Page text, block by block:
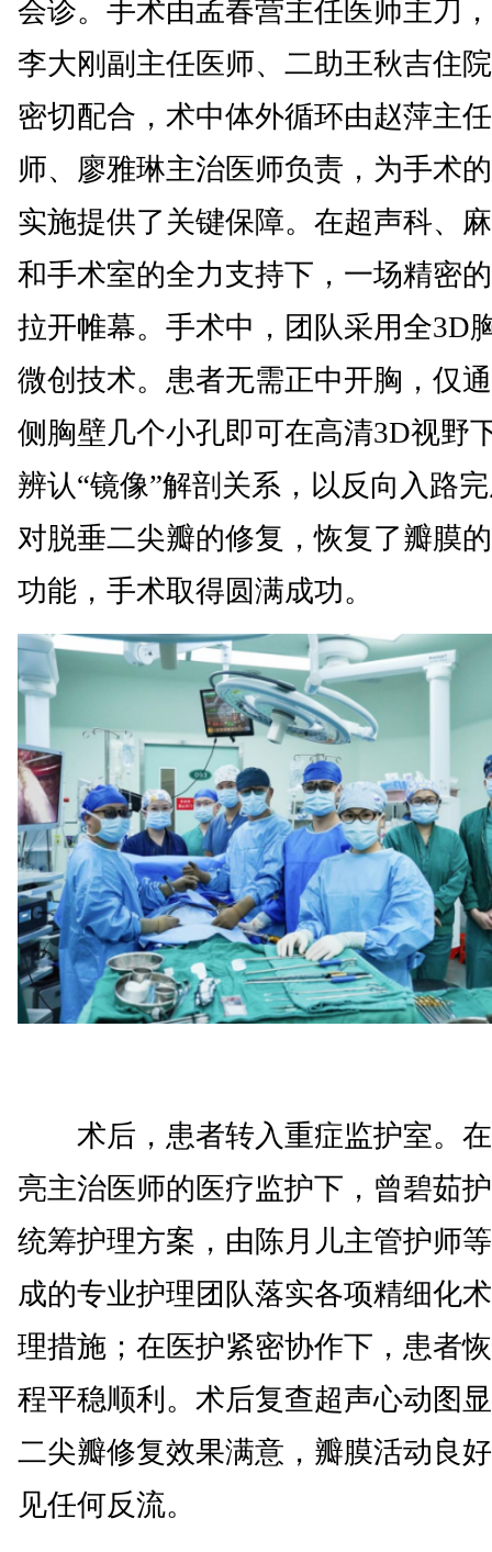
会诊。手术由孟春营主任医师主刀
李大刚副主任医师、二助王秋吉住
密切配合，术中体外循环由赵萍主
师、廖雅琳主治医师负责，为手术
实施提供了关键保障。在超声科、
和手术室的全力支持下，一场精密
拉开帷幕。手术中，团队采用全3D
微创技术。患者无需正中开胸，仅
侧胸壁几个小孔即可在高清3D视野
辨认“镜像”解剖关系，以反向入路
对脱垂二尖瓣的修复，恢复了瓣膜
功能，手术取得圆满成功。
术后，患者转入重症监护室。
亮主治医师的医疗监护下，曾碧茹
统筹护理方案，由陈月儿主管护师
成的专业护理团队落实各项精细化
理措施；在医护紧密协作下，患者
程平稳顺利。术后复查超声心动图
二尖瓣修复效果满意，瓣膜活动良
见任何反流。